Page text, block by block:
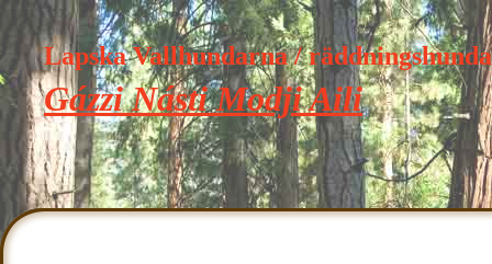
Lapska Vallhundarna /
Gázzi Násti Modji Aili